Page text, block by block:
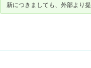
新につきましても、外部より